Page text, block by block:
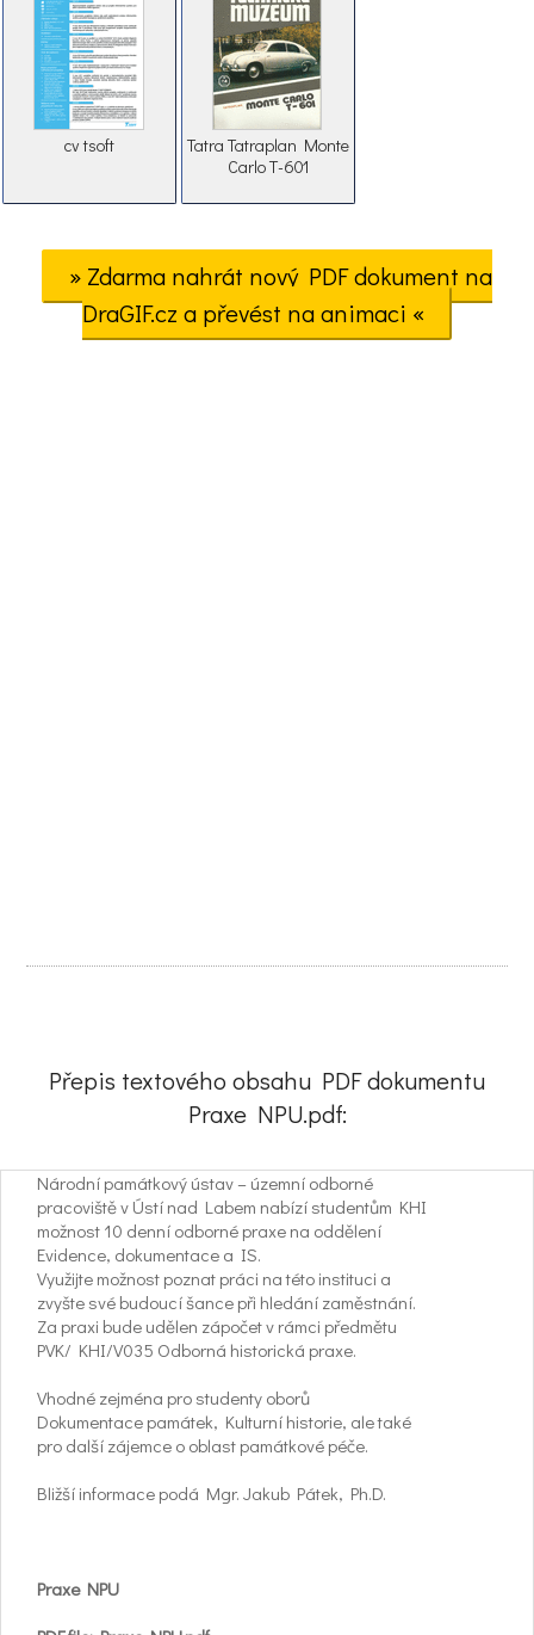
cv tsoft
Tatra Tatraplan Monte
Carlo T-601
» Zdarma nahrát nový PDF dokument na
DraGIF.cz a převést na animaci «
Přepis textového obsahu PDF dokumentu
Praxe NPU.pdf:
Národní památkový ústav – územní odborné
pracoviště v Ústí nad Labem nabízí studentům KHI
možnost 10 denní odborné praxe na oddělení
Evidence, dokumentace a IS.
Využijte možnost poznat práci na této instituci a
zvyšte své budoucí šance při hledání zaměstnání.
Za praxi bude udělen zápočet v rámci předmětu
PVK/ KHI/V035 Odborná historická praxe.
Vhodné zejména pro studenty oborů
Dokumentace památek, Kulturní historie, ale také
pro další zájemce o oblast památkové péče.
Bližší informace podá Mgr. Jakub Pátek, Ph.D.
Praxe NPU